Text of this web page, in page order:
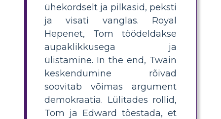
ühekordselt ja pilkasid, peksti
ja visati vanglas. Royal
Hepenet, Tom töödeldakse
aupaklikkusega ja
ülistamine. In the end, Twain
keskendumine rõivad
soovitab võimas argument
demokraatia. Lülitades rollid,
Tom ja Edward tõestada, et